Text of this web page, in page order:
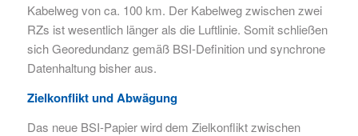
Kabelweg von ca. 100 km. Der Kabelweg zwischen zwei
RZs ist wesentlich länger als die Luftlinie. Somit schließen
sich Georedundanz gemäß BSI-Definition und synchrone
Datenhaltung bisher aus.
Zielkonflikt und Abwägung
Das neue BSI-Papier wird dem Zielkonflikt zwischen